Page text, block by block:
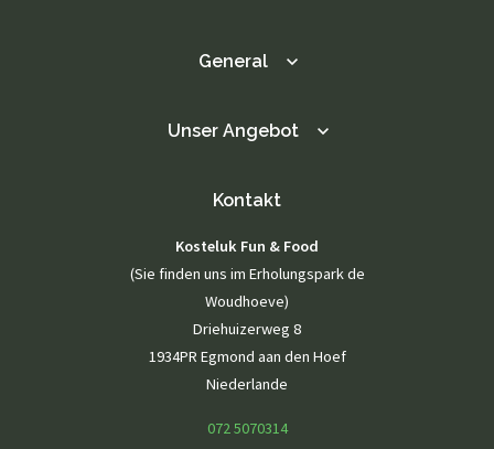
General
Unser Angebot
Kontakt
Kosteluk Fun & Food
(Sie finden uns im Erholungspark de
Woudhoeve)
Driehuizerweg 8
1934PR Egmond aan den Hoef
Niederlande
072 5070314